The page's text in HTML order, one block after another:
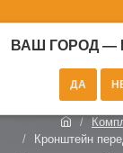
ВАШ ГОРОД —
Кронштейн